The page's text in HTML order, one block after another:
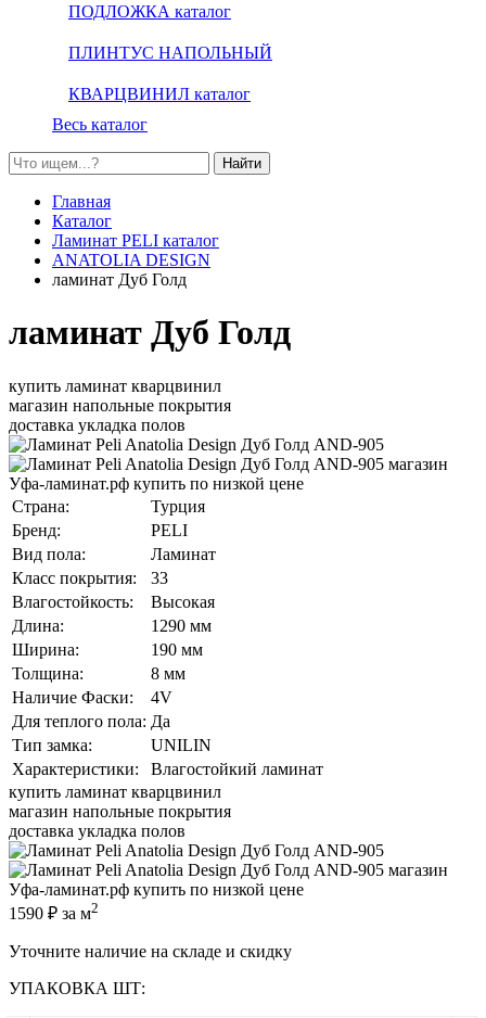
ПОДЛОЖКА каталог
ПЛИНТУС НАПОЛЬНЫЙ
КВАРЦВИНИЛ каталог
Весь каталог
Найти
Главная
Каталог
Ламинат PELI каталог
ANATOLIA DESIGN
ламинат Дуб Голд
ламинат Дуб Голд
купить ламинат кварцвинил
магазин напольные покрытия
доставка укладка полов
Страна:
Турция
Бренд:
PELI
Вид пола:
Ламинат
Класс покрытия:
33
Влагостойкость:
Высокая
Длина:
1290 мм
Ширина:
190 мм
Толщина:
8 мм
Наличие Фаски:
4V
Для теплого пола: Да
Тип замка:
UNILIN
Характеристики:
Влагостойкий ламинат
купить ламинат кварцвинил
магазин напольные покрытия
доставка укладка полов
1590 ₽ за м2
Уточните наличие на складе и скидку
УПАКОВКА ШТ: